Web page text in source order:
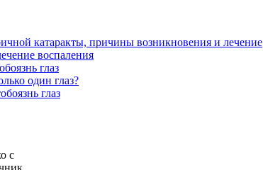
катаракты, причины возникновения и лечение
воспаления
глаз
один глаз?
глаз
с